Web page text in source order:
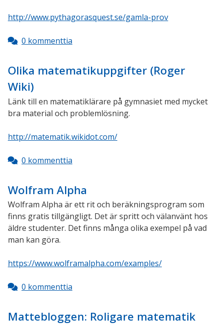
http://www.pythagorasquest.se/gamla-prov
0 kommenttia
Olika matematikuppgifter (Roger
Wiki)
Länk till en matematiklärare på gymnasiet med mycket
bra material och problemlösning.
http://matematik.wikidot.com/
0 kommenttia
Wolfram Alpha
Wolfram Alpha är ett rit och beräkningsprogram som
finns gratis tillgängligt. Det är spritt och välanvänt hos
äldre studenter. Det finns många olika exempel på vad
man kan göra.
https://www.wolframalpha.com/examples/
0 kommenttia
Mattebloggen: Roligare matematik